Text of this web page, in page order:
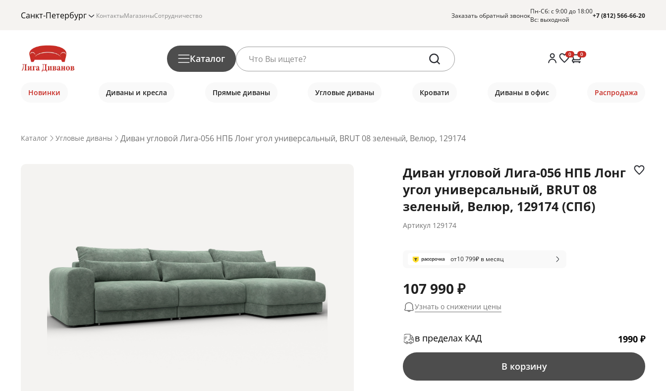
Санкт-Петербург КонтактыМагазиныСотрудничество Заказать обратный звонокПн-Сб: с 9:00 до 18:00
Вс: выходной
+7 (812) 566-66-20
Каталог 0 0
Новинки Диваны и кресла Прямые диваны Угловые диваны Кровати Диваны в офис Распродажа
Каталог Угловые диваны Диван угловой Лига-056 НПБ Лонг угол универсальный, BRUT 08 зеленый, Велюр, 129174
Диван угловой Лига-056 НПБ Лонг
угол универсальный, BRUT 08
зеленый, Велюр, 129174 (СПб)
Артикул 129174
от10 799₽ в месяц
107 990 ₽
Узнать о снижении цены
в пределах КАД 1990 ₽
В корзину